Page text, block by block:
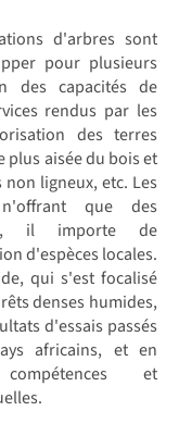
d'arbres sont
pour plusieurs
des capacités de
rendus par les
des terres
plus aisée du bois et
ligneux, etc. Les
que des
il importe de
d'espèces locales.
qui s'est focalisé
denses humides,
d'essais passés
africains, et en
et